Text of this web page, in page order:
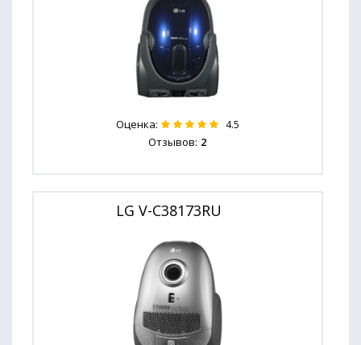
Оценка: 4.5
Отзывов: 2
LG V-C38173RU